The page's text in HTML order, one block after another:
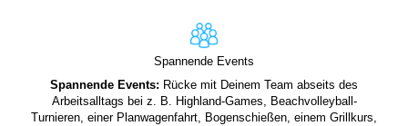
Spannende Events
Spannende Events: Rücke mit Deinem Team abseits des
Arbeitsalltags bei z. B. Highland-Games, Beachvolleyball-
Turnieren, einer Planwagenfahrt, Bogenschießen, einem Grillkurs,